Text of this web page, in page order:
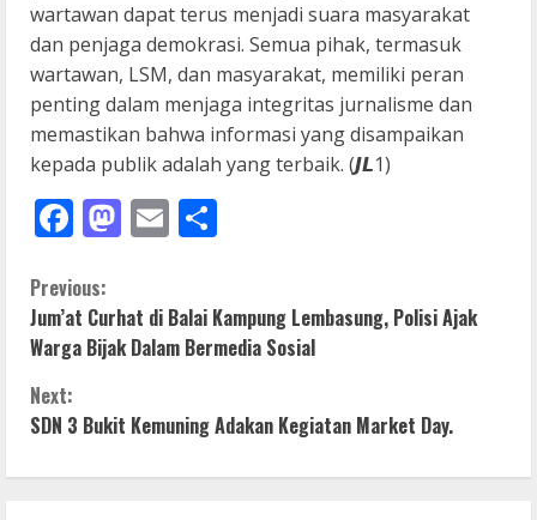
wartawan dapat terus menjadi suara masyarakat
dan penjaga demokrasi. Semua pihak, termasuk
wartawan, LSM, dan masyarakat, memiliki peran
penting dalam menjaga integritas jurnalisme dan
memastikan bahwa informasi yang disampaikan
kepada publik adalah yang terbaik. (𝙅𝙇1)
Facebook
Mastodon
Email
C
o
n
t
Previous:
Jum’at Curhat di Balai Kampung Lembasung, Polisi Ajak
Warga Bijak Dalam Bermedia Sosial
Next:
SDN 3 Bukit Kemuning Adakan Kegiatan Market Day.